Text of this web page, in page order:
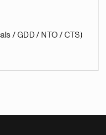
/ GDD / NTO / CTS)